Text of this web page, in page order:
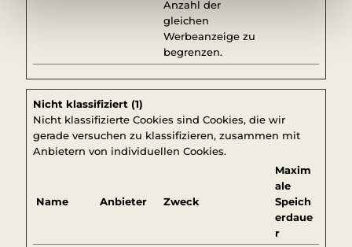
Anzahl der
gleichen
Werbeanzeige zu
begrenzen.
Nicht klassifiziert (1)
Nicht klassifizierte Cookies sind Cookies, die wir
gerade versuchen zu klassifizieren, zusammen mit
Anbietern von individuellen Cookies.
Name Anbieter Zweck
Maxim
ale
Speich
erdaue
r